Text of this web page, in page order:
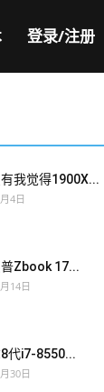
登录/注册
我觉得1900X...
4日
Zbook 17...
14日
代i7-8550...
30日